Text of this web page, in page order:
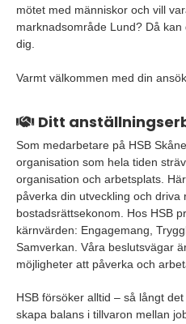
mötet med människor och vill
marknadsområde Lund? Då
dig.
Varmt välkommen med din
Ditt
Som medarbetare på HSB
organisation som hela tiden
organisation och arbetsplats.
påverka din utveckling och driva
bostadsrättsekonom. Hos HSB
kärnvärden: Engagemang,
Samverkan. Våra beslutsvägar
möjligheter att påverka och
HSB försöker alltid – så långt
skapa balans i tillvaron mellan